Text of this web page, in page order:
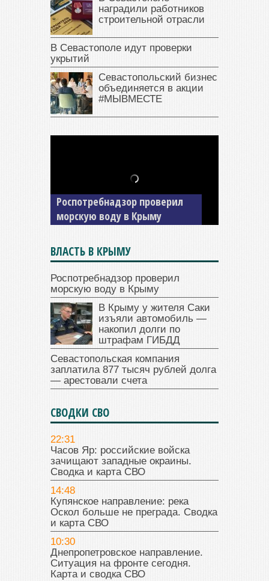
наградили работников
строительной отрасли
В Севастополе идут проверки
укрытий
Севастопольский бизнес
объединяется в акции
#МЫВМЕСТЕ
В Крыму у жителя Саки
изъяли автомобиль —
накопил долги по штрафам
ГИБДД
ВЛАСТЬ В КРЫМУ
Роспотребнадзор проверил
морскую воду в Крыму
В Крыму у жителя Саки
изъяли автомобиль —
накопил долги по
штрафам ГИБДД
Севастопольская компания
заплатила 877 тысяч рублей долга
— арестовали счета
СВОДКИ СВО
22:31
Часов Яр: российские войска
зачищают западные окраины.
Сводка и карта СВО
14:48
Купянское направление: река
Оскол больше не преграда. Сводка
и карта СВО
10:30
Днепропетровское направление.
Ситуация на фронте сегодня.
Карта и сводка СВО